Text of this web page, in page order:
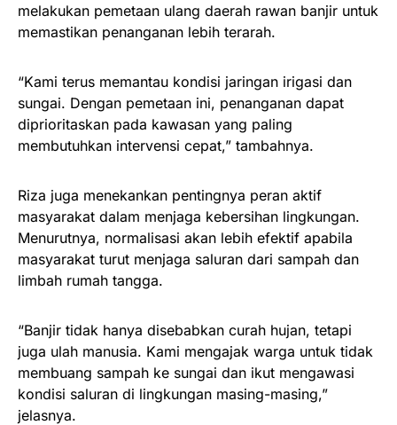
melakukan pemetaan ulang daerah rawan banjir untuk
memastikan penanganan lebih terarah.
“Kami terus memantau kondisi jaringan irigasi dan
sungai. Dengan pemetaan ini, penanganan dapat
diprioritaskan pada kawasan yang paling
membutuhkan intervensi cepat,” tambahnya.
Riza juga menekankan pentingnya peran aktif
masyarakat dalam menjaga kebersihan lingkungan.
Menurutnya, normalisasi akan lebih efektif apabila
masyarakat turut menjaga saluran dari sampah dan
limbah rumah tangga.
“Banjir tidak hanya disebabkan curah hujan, tetapi
juga ulah manusia. Kami mengajak warga untuk tidak
membuang sampah ke sungai dan ikut mengawasi
kondisi saluran di lingkungan masing-masing,”
jelasnya.